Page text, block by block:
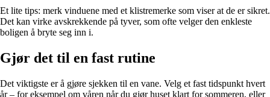
Et lite tips: merk vinduene med et klistremerke som viser at de er sikret.
Det kan virke avskrekkende på tyver, som ofte velger den enkleste
boligen å bryte seg inn i.
Gjør det til en fast rutine
Det viktigste er å gjøre sjekken til en vane. Velg et fast tidspunkt hvert
år – for eksempel om våren når du gjør huset klart for sommeren, eller